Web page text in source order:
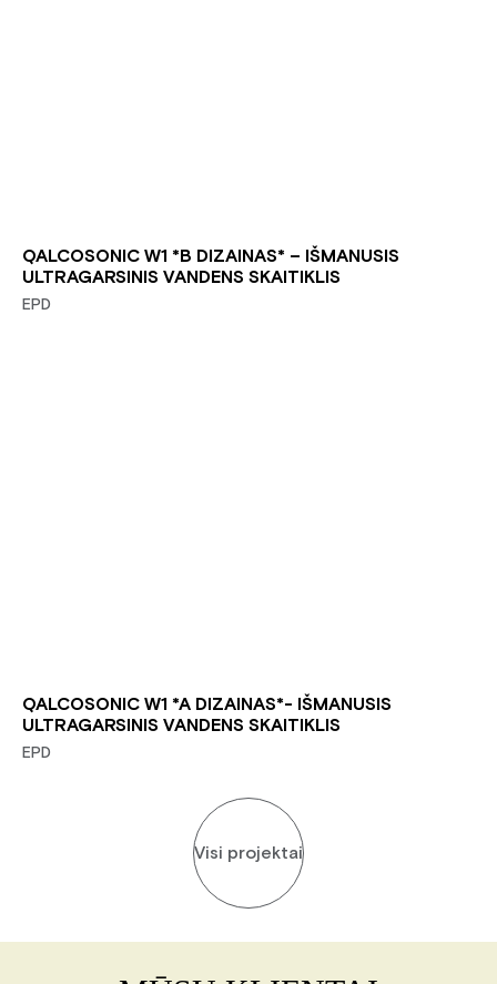
QALCOSONIC W1 *B DIZAINAS* – IŠMANUSIS
ULTRAGARSINIS VANDENS SKAITIKLIS
EPD
QALCOSONIC W1 *A DIZAINAS*- IŠMANUSIS
ULTRAGARSINIS VANDENS SKAITIKLIS
EPD
Visi projektai